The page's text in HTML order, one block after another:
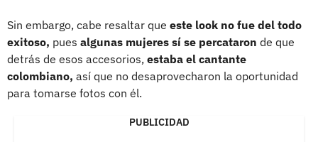
Sin embargo, cabe resaltar que este look no fue del todo
exitoso, pues algunas mujeres sí se percataron de que
detrás de esos accesorios, estaba el cantante
colombiano, así que no desaprovecharon la oportunidad
para tomarse fotos con él.
PUBLICIDAD